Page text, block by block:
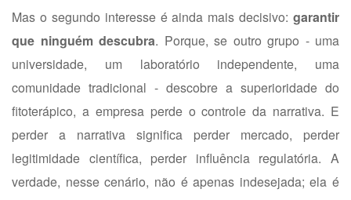
Mas o segundo interesse é ainda mais decisivo: garantir
que ninguém descubra. Porque, se outro grupo - uma
universidade, um laboratório independente, uma
comunidade tradicional - descobre a superioridade do
fitoterápico, a empresa perde o controle da narrativa. E
perder a narrativa significa perder mercado, perder
legitimidade científica, perder influência regulatória. A
verdade, nesse cenário, não é apenas indesejada; ela é